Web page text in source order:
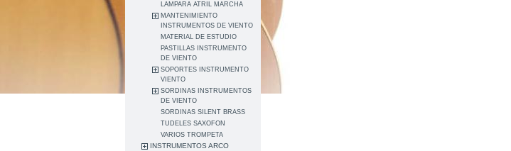
LAMPARA ATRIL MARCHA
MANTENIMIENTO
INSTRUMENTOS DE VIENTO
MATERIAL DE ESTUDIO
PASTILLAS INSTRUMENTO
DE VIENTO
SOPORTES INSTRUMENTO
VIENTO
SORDINAS INSTRUMENTOS
DE VIENTO
SORDINAS SILENT BRASS
TUDELES SAXOFON
VARIOS TROMPETA
INSTRUMENTOS ARCO